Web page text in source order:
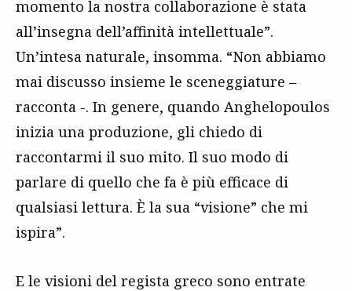
momento la nostra collaborazione è stata
all’insegna dell’affinità intellettuale”.
Un’intesa naturale, insomma. “Non abbiamo
mai discusso insieme le sceneggiature –
racconta -. In genere, quando Anghelopoulos
inizia una produzione, gli chiedo di
raccontarmi il suo mito. Il suo modo di
parlare di quello che fa è più efficace di
qualsiasi lettura. È la sua “visione” che mi
ispira”.
E le visioni del regista greco sono entrate